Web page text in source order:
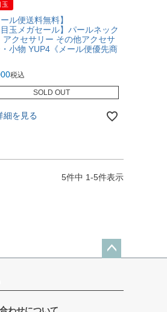
玉
ール便送料無料】
目玉メガセール】パールネック
アクセサリー その他アクセサ
・小物 YUP4《メール便優先商
税込
SOLD OUT
細を見る
5件中 1-5件表示
ップ